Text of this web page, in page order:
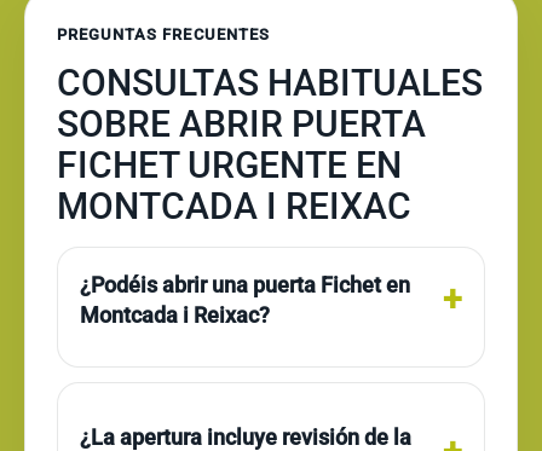
PREGUNTAS FRECUENTES
CONSULTAS HABITUALES
SOBRE ABRIR PUERTA
FICHET URGENTE EN
MONTCADA I REIXAC
¿Podéis abrir una puerta Fichet en
Montcada i Reixac?
¿La apertura incluye revisión de la